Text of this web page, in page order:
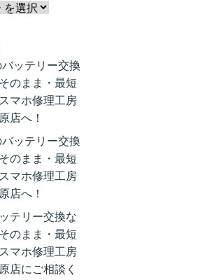
ッテリー交換
のまま・最短
マホ修理工房
店へ！
ッテリー交換
のまま・最短
マホ修理工房
店へ！
テリー交換な
のまま・最短
マホ修理工房
店にご相談く